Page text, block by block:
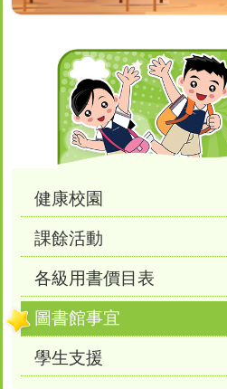
Main
navigation
健康校園
課餘活動
各級用書價目表
圖書館事宜
學生支援